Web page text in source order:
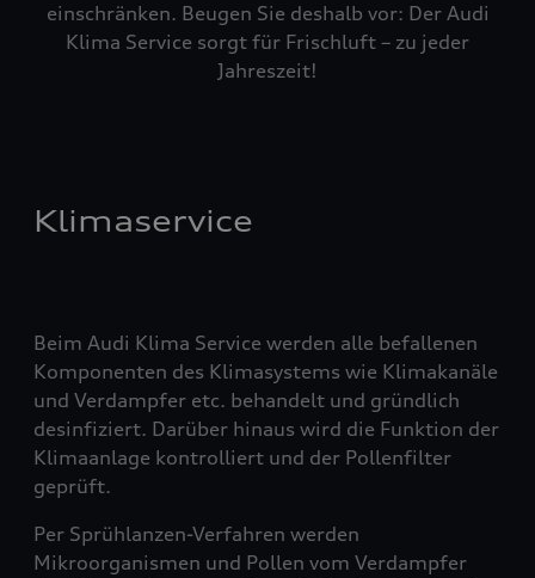
einschränken. Beugen Sie deshalb vor: Der Audi
Klima Service sorgt für Frischluft – zu jeder
Jahreszeit!
Klimaservice
Beim Audi Klima Service werden alle befallenen
Komponenten des Klimasystems wie Klimakanäle
und Verdampfer etc. behandelt und gründlich
desinfiziert. Darüber hinaus wird die Funktion der
Klimaanlage kontrolliert und der Pollenfilter
geprüft.
Per Sprühlanzen-Verfahren werden
Mikroorganismen und Pollen vom Verdampfer